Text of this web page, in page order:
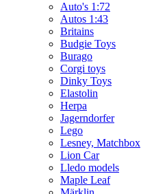
Auto's 1:72
Autos 1:43
Britains
Budgie Toys
Burago
Corgi toys
Dinky Toys
Elastolin
Herpa
Jagerndorfer
Lego
Lesney, Matchbox
Lion Car
Lledo models
Maple Leaf